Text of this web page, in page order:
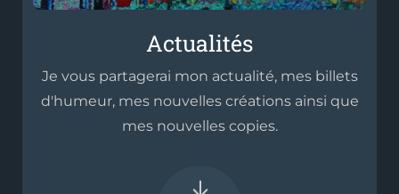
Actualités
Je vous partagerai mon actualité, mes billets
d'humeur, mes nouvelles créations ainsi que
mes nouvelles copies.